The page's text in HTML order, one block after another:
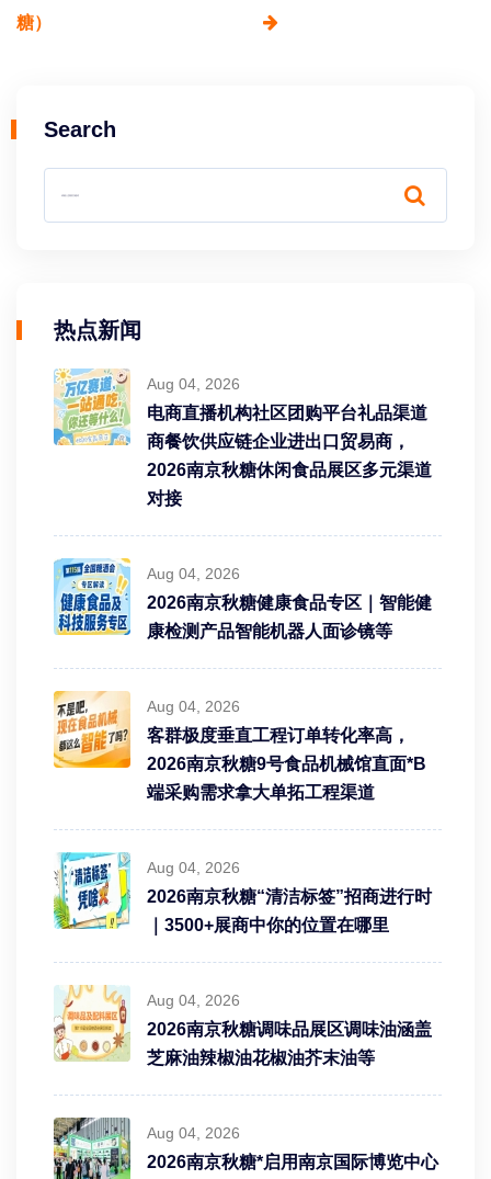
糖）
Search
热点新闻
Aug 04, 2026
电商直播机构社区团购平台礼品渠道
商餐饮供应链企业进出口贸易商，
2026南京秋糖休闲食品展区多元渠道
对接
Aug 04, 2026
2026南京秋糖健康食品专区｜智能健
康检测产品智能机器人面诊镜等
Aug 04, 2026
客群极度垂直工程订单转化率高，
2026南京秋糖9号食品机械馆直面*B
端采购需求拿大单拓工程渠道
Aug 04, 2026
2026南京秋糖“清洁标签”招商进行时
｜3500+展商中你的位置在哪里
Aug 04, 2026
2026南京秋糖调味品展区调味油涵盖
芝麻油辣椒油花椒油芥末油等
Aug 04, 2026
2026南京秋糖*启用南京国际博览中心